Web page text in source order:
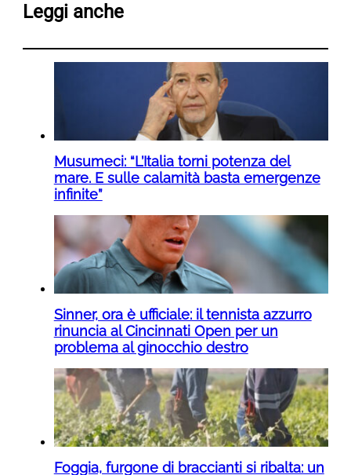
Leggi anche
Musumeci: “L’Italia torni potenza del
mare. E sulle calamità basta emergenze
infinite”
Sinner, ora è ufficiale: il tennista azzurro
rinuncia al Cincinnati Open per un
problema al ginocchio destro
Foggia, furgone di braccianti si ribalta: un